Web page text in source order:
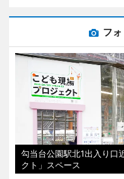
フ
勾当台公園駅北1出入り口
クト」スペース